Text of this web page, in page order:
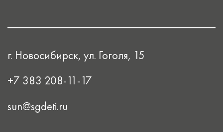
г. Новосибирск, ул. Гоголя, 15
+7 383 208-11-17
sun@sgdeti.ru